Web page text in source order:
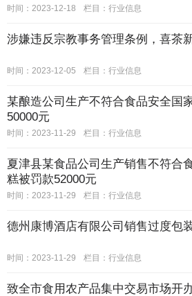
时间：2023-12-18 栏目： 行业信息
涉嫌违反宗教事务管理条例，喜茶
时间：2023-12-05 栏目： 行业信息
某酿造公司生产不符合食品安全国
50000元
时间：2023-11-29 栏目： 行业信息
夏津县某食品公司生产销售不符合
糕被罚款52000元
时间：2023-11-29 栏目： 行业信息
德州康博酒店有限公司销售过度包
时间：2023-11-29 栏目： 行业信息
致全市食用农产品集中交易市场开